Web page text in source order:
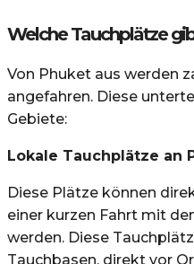
Welche Tauchplätze
Von Phuket aus werden
angefahren. Diese
Gebiete:
Lokale Tauchplätze an
Diese Plätze können
einer kurzen Fahrt mit
werden. Diese
Tauchbasen, direkt vor